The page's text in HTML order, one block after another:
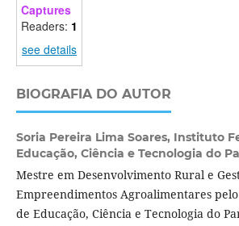
Captures
Readers: 1
see details
BIOGRAFIA DO AUTOR
Soria Pereira Lima Soares, Instituto
Educação, Ciência e Tecnologia do
Mestre em Desenvolvimento Rural e
Empreendimentos Agroalimentares
de Educação, Ciência e Tecnologia do